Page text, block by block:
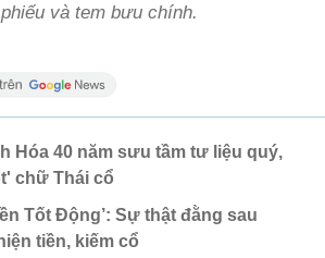
và tem bưu chính.
Hóa 40 năm sưu tầm tư liệu quý,
chữ Thái cổ
Tốt Động’: Sự thật đằng sau
tiền, kiếm cổ